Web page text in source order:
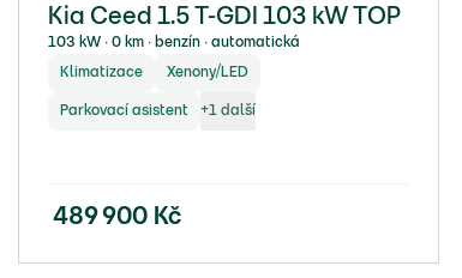
Kia Ceed 1.5 T-GDI 103 kW TOP
103 kW ∙ 0 km ∙ benzín ∙ automatická
Klimatizace Xenony/LED
Parkovací asistent +1 další
489 900Kč